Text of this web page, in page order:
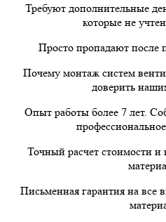
Требуют дополнительные
которые не
Просто пропадают после
Почему монтаж систем
доверить
Опыт работы более 7 лет.
Точный расчет стоимости и
Письменная гарантия на все